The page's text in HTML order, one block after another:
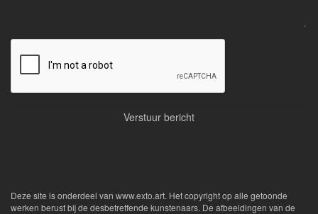
Deze site is onderdeel van www.exto.art. Het copyright op alle getoonde
werken berust bij de desbetreffende kunstenaars. De afbeeldingen van de